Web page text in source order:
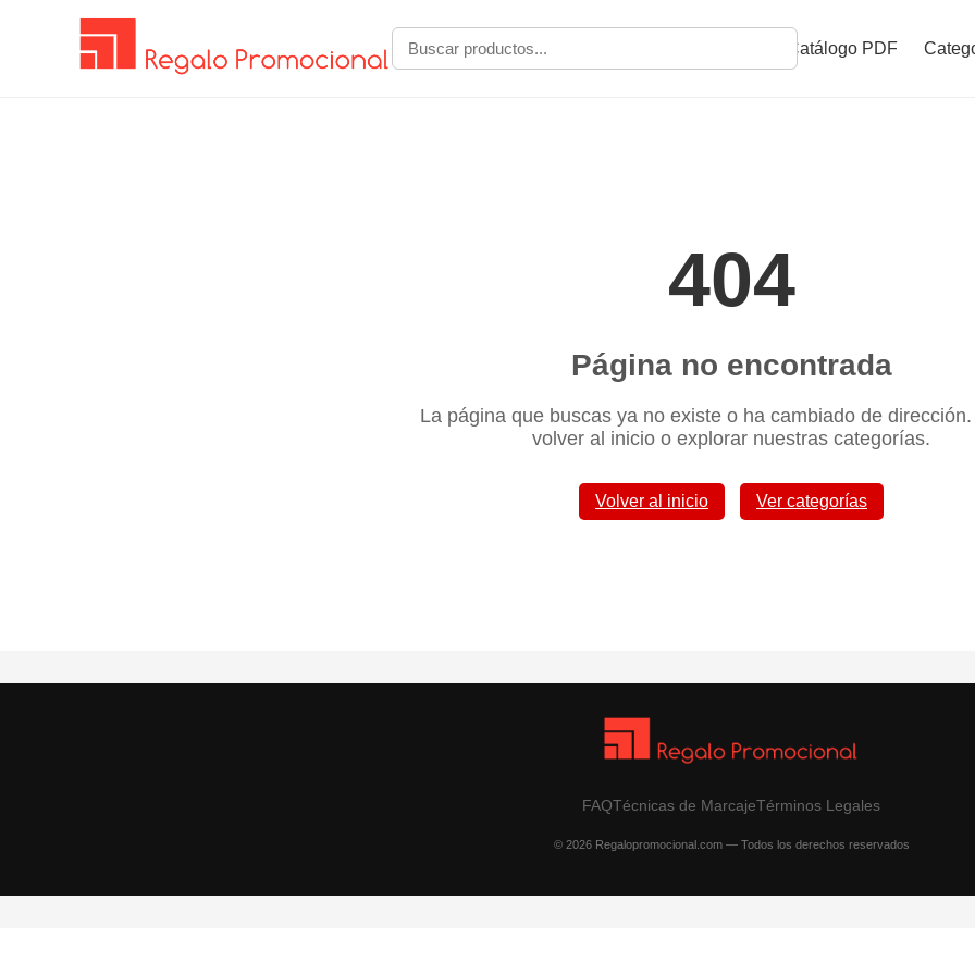
Catálogo PDF
404
Página no encontrada
La página que buscas ya no existe o ha cambiado de
volver al inicio o explorar nuestras categorías.
Volver al inicio Ver categorías
FAQTécnicas de MarcajeTérminos Legales
© 2026 Regalopromocional.com — Todos los derechos reservados